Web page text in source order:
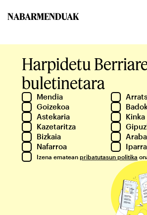
NABARMENDUAK
Harpidetu
buletinetara
Mendia
Goizekoa
Astekaria
Kinka
Kazetaritza
Bizkaia
Araba
Nafarroa
Izena ematean pribatutasun politika